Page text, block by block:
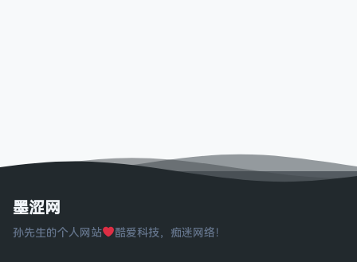
墨涩网
孙先生的个人网站 酷爱科技，痴迷网络！